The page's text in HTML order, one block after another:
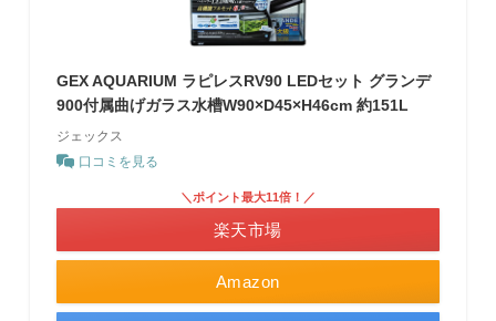
GEX AQUARIUM ラピレスRV90 LEDセット グランデ
900付属曲げガラス水槽W90×D45×H46cm 約151L
ジェックス
口コミを見る
Amazon
＼ポイント最大11倍！／
楽天市場